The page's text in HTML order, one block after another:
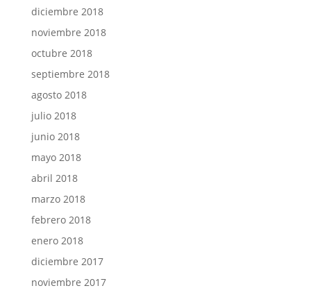
diciembre 2018
noviembre 2018
octubre 2018
septiembre 2018
agosto 2018
julio 2018
junio 2018
mayo 2018
abril 2018
marzo 2018
febrero 2018
enero 2018
diciembre 2017
noviembre 2017